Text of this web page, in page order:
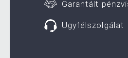
Garantált
Ügyfélszolgálat